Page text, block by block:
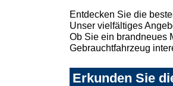
Entdecken Sie die
Unser vielfältiges
Ob Sie ein brandneues
Gebrauchtfahrzeug
Erkunden Sie